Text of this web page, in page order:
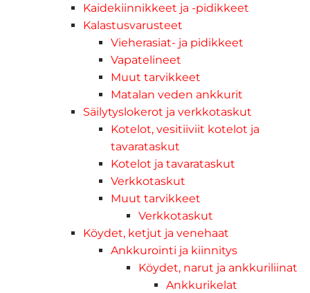
Kaidekiinnikkeet ja -pidikkeet
Kalastusvarusteet
Vieherasiat- ja pidikkeet
Vapatelineet
Muut tarvikkeet
Matalan veden ankkurit
Säilytyslokerot ja verkkotaskut
Kotelot, vesitiiviit kotelot ja
tavarataskut
Kotelot ja tavarataskut
Verkkotaskut
Muut tarvikkeet
Verkkotaskut
Köydet, ketjut ja venehaat
Ankkurointi ja kiinnitys
Köydet, narut ja ankkuriliinat
Ankkurikelat